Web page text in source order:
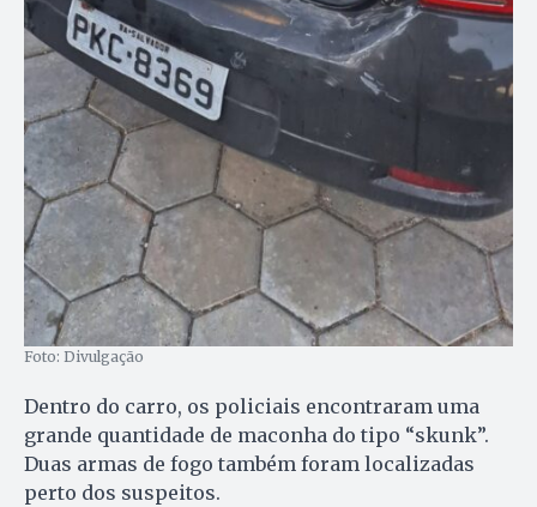
Foto: Divulgação
Dentro do carro, os policiais encontraram uma
grande quantidade de maconha do tipo “skunk”.
Duas armas de fogo também foram localizadas
perto dos suspeitos.